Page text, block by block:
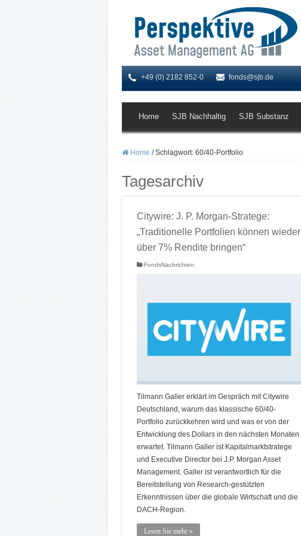
+49 (0) 2182 852-0 fonds@sjb.de
Home SJB Nachhaltig SJB Substanz
Home / Schlagwort: 60/40-Portfolio
Tagesarchiv
Citywire: J. P. Morgan-Stratege:
„Traditionelle Portfolien können wieder
über 7% Rendite bringen“
FondsNachrichten
Tilmann Galler erklärt im Gespräch mit Citywire
Deutschland, warum das klassische 60/40-
Portfolio zurückkehren wird und was er von der
Entwicklung des Dollars in den nächsten Monaten
erwartet. Tilmann Galler ist Kapitalmarktstratege
und Executive Director bei J.P. Morgan Asset
Management. Galler ist verantwortlich für die
Bereitstellung von Research-gestützten
Erkenntnissen über die globale Wirtschaft und die
DACH-Region.
Lesen Sie mehr »